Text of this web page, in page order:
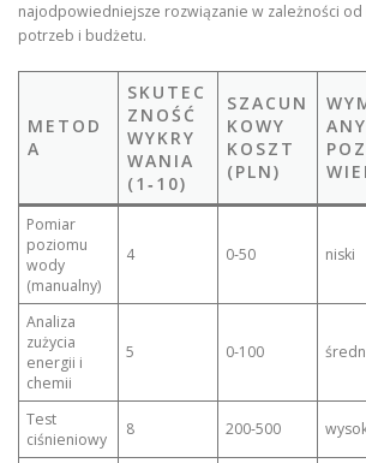
najodpowiedniejsze rozwiązanie w zależności od
potrzeb i budżetu.
METOD
A
SKUTEC
ZNOŚĆ
WYKRY
WANIA
(1‑10)
SZACUN
KOWY
KOSZT
(PLN)
ANY
Pomiar
poziomu
wody
(manualny)
4 0‑50 niski
Analiza
zużycia
energii i
chemii
5 0‑100
Test
ciśnieniowy
8 200‑500